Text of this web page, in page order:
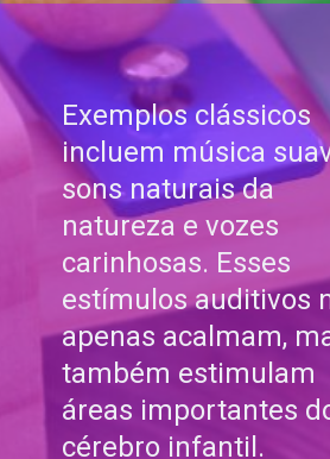
Exemplos clássicos
incluem música
sons naturais da
natureza e vozes
carinhosas. Esses
estímulos auditivos
apenas acalmam,
também estimulam
áreas importantes
cérebro infantil.